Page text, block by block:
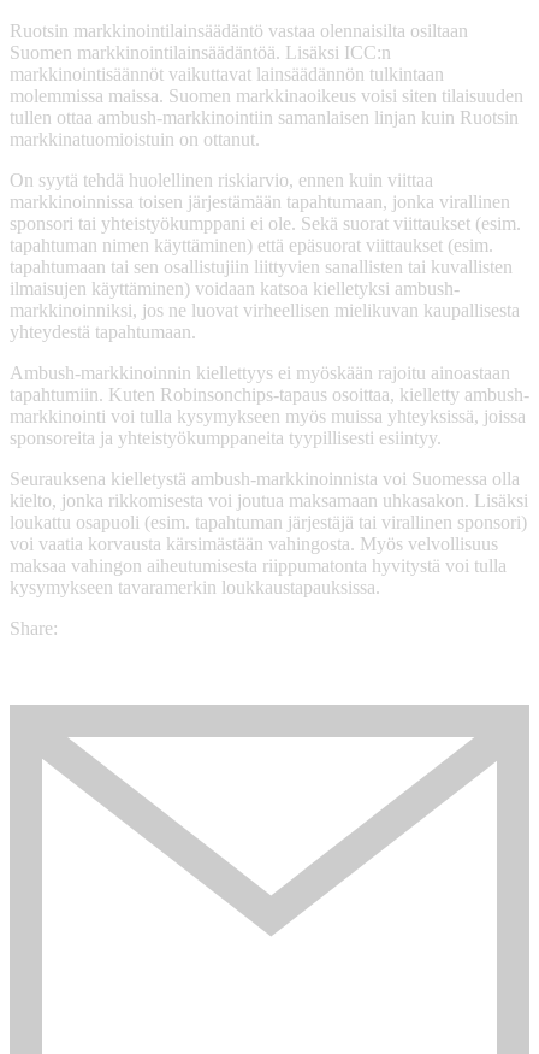
Ruotsin markkinointilainsäädäntö vastaa olennaisilta osiltaan
Suomen markkinointilainsäädäntöä. Lisäksi ICC:n
markkinointisäännöt vaikuttavat lainsäädännön tulkintaan
molemmissa maissa. Suomen markkinaoikeus voisi siten tilaisuuden
tullen ottaa ambush-markkinointiin samanlaisen linjan kuin Ruotsin
markkinatuomioistuin on ottanut.
On syytä tehdä huolellinen riskiarvio, ennen kuin viittaa
markkinoinnissa toisen järjestämään tapahtumaan, jonka virallinen
sponsori tai yhteistyökumppani ei ole. Sekä suorat viittaukset (esim.
tapahtuman nimen käyttäminen) että epäsuorat viittaukset (esim.
tapahtumaan tai sen osallistujiin liittyvien sanallisten tai kuvallisten
ilmaisujen käyttäminen) voidaan katsoa kielletyksi ambush-
markkinoinniksi, jos ne luovat virheellisen mielikuvan kaupallisesta
yhteydestä tapahtumaan.
Ambush-markkinoinnin kiellettyys ei myöskään rajoitu ainoastaan
tapahtumiin. Kuten Robinsonchips-tapaus osoittaa, kielletty ambush-
markkinointi voi tulla kysymykseen myös muissa yhteyksissä, joissa
sponsoreita ja yhteistyökumppaneita tyypillisesti esiintyy.
Seurauksena kielletystä ambush-markkinoinnista voi Suomessa olla
kielto, jonka rikkomisesta voi joutua maksamaan uhkasakon. Lisäksi
loukattu osapuoli (esim. tapahtuman järjestäjä tai virallinen sponsori)
voi vaatia korvausta kärsimästään vahingosta. Myös velvollisuus
maksaa vahingon aiheutumisesta riippumatonta hyvitystä voi tulla
kysymykseen tavaramerkin loukkaustapauksissa.
Share: